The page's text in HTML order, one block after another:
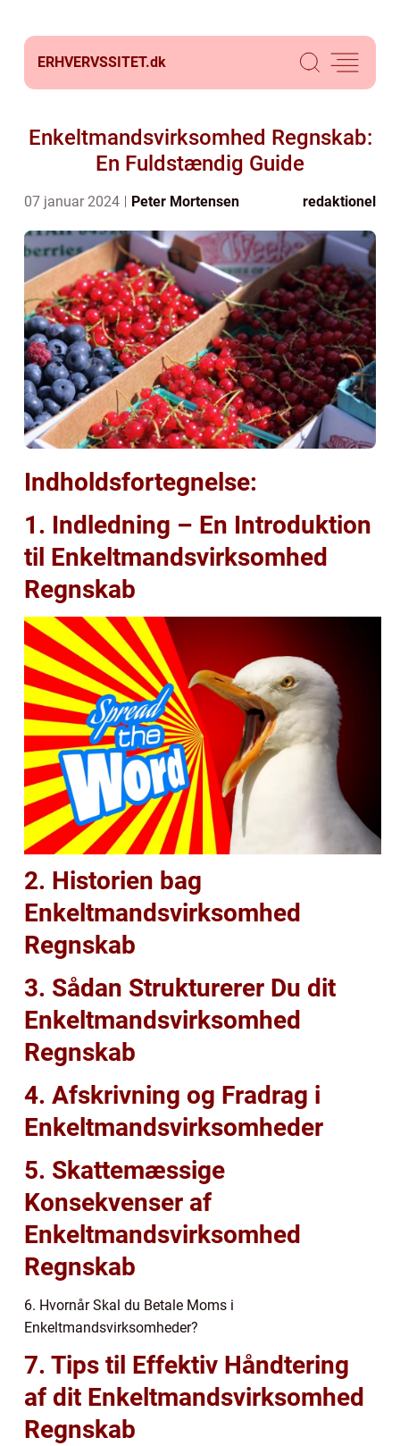
ERHVERVSSITET.dk
Enkeltmandsvirksomhed Regnskab:
En Fuldstændig Guide
07 januar 2024 Peter Mortensen redaktionel
Indholdsfortegnelse:
1. Indledning – En Introduktion
til Enkeltmandsvirksomhed
Regnskab
2. Historien bag
Enkeltmandsvirksomhed
Regnskab
3. Sådan Strukturerer Du dit
Enkeltmandsvirksomhed
Regnskab
4. Afskrivning og Fradrag i
Enkeltmandsvirksomheder
5. Skattemæssige
Konsekvenser af
Enkeltmandsvirksomhed
Regnskab
6. Hvornår Skal du Betale Moms i
Enkeltmandsvirksomheder?
7. Tips til Effektiv Håndtering
af dit Enkeltmandsvirksomhed
Regnskab